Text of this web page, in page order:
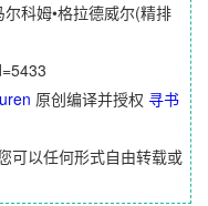
科姆•格拉德威尔(精排
原创编译并授权 寻书
可以任何形式自由转载或